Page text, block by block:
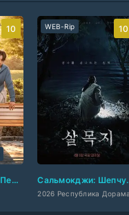
Свидания с Элис Перес
10
2026 Республика Дорама,
WEB-Rip 10